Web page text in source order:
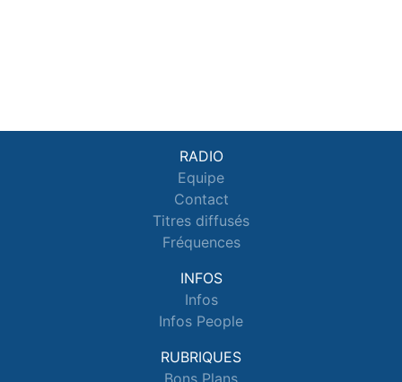
RADIO
Equipe
Contact
Titres diffusés
Fréquences
INFOS
Infos
Infos People
RUBRIQUES